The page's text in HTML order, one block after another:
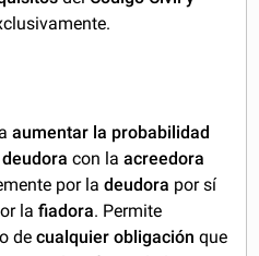
aumentar la probabilidad
con laacreedora
por ladeudora por sí
lafiadora. Permite
decualquier obligación que